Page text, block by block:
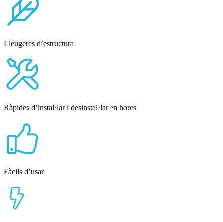
Lleugeres d’estructura
Ràpides d’instal·lar i desinstal·lar en hores
Fàcils d’usar